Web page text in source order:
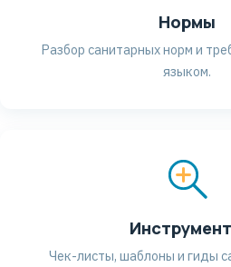
Нормы
Разбор санитарных норм и
языком.
Чек-листы, шаблоны и гиды